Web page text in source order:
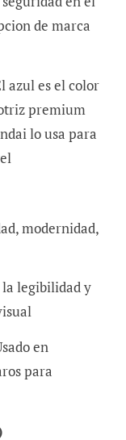
de marca
azul es el color
premium
lo usa para
modernidad,
legibilidad y
en
para